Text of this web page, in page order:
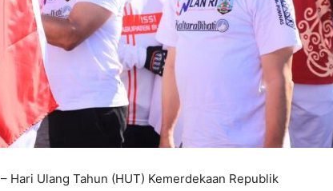
– Hari Ulang Tahun (HUT) Kemerdekaan Republik